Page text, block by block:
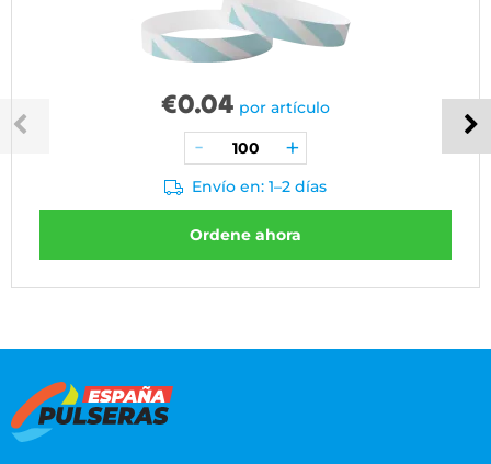
€0.04 por artículo
Envío en: 1–2 días
Ordene ahora